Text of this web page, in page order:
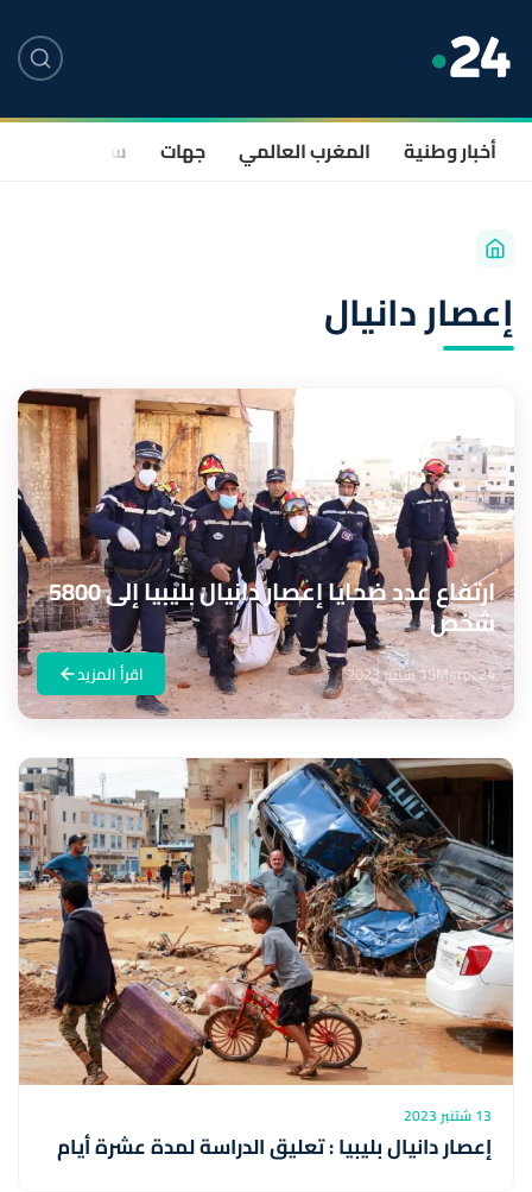
أخبار وطنية المغرب العالمي جهات سياسة
إعصار دانيال
ارتفاع عدد ضحايا إعصار دانيال بليبيا إلى 5800
شخص
Maroc2415 شتنبر 2023 اقرأ المزيد
13 شتنبر 2023
إعصار دانيال بليبيا : تعليق الدراسة لمدة عشرة أيام